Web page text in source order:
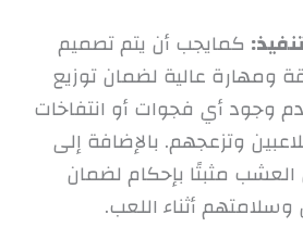
كمايجب أن يتم تصميم
ومهارة عالية لضمان توزيع
وجود أي فجوات أو انتفاخات
وتزعجهم. بالإضافة إلى
مثبتًا بإحكام لضمان
وسلامتهم أثناء اللعب.